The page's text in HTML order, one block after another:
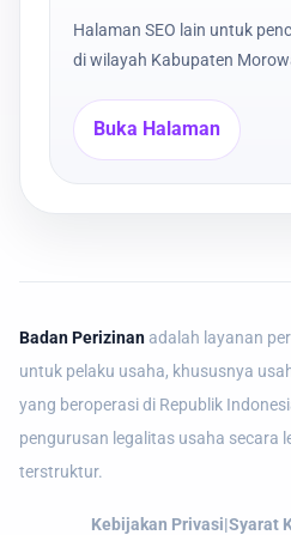
Halaman SEO lain untuk
di wilayah Kabupaten
Buka Halaman
Badan Perizinan adalah layanan
untuk pelaku usaha, khususnya
yang beroperasi di Republik
pengurusan legalitas usaha secara
terstruktur.
Kebijakan Privasi|Syarat